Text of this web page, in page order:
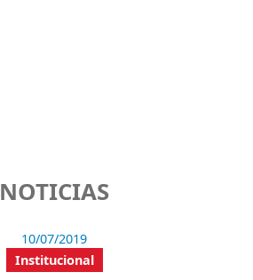
NOTICIAS
10/07/2019
Institucional